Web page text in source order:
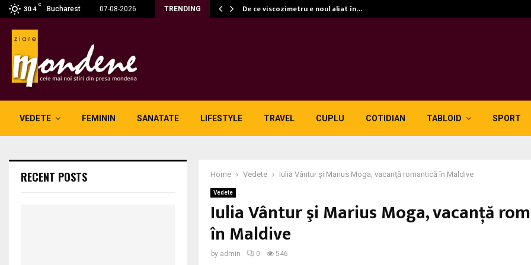
30.4
C
Bucharest 07-08-2026 TRENDING
fum: unde se potrivesc… De ce viscozimetru e noul aliat în…
VEDETE FEMININ SANATATE LIFESTYLE TRAVEL CUPLU COTIDIAN TABLOID SPORT
Home Vedete Iulia Vântur şi Marius Moga, vacanţă romantică în Maldive
Vedete
Iulia Vântur şi Marius Moga, vacanţă
în Maldive
by admin 0 546
RECENT POSTS